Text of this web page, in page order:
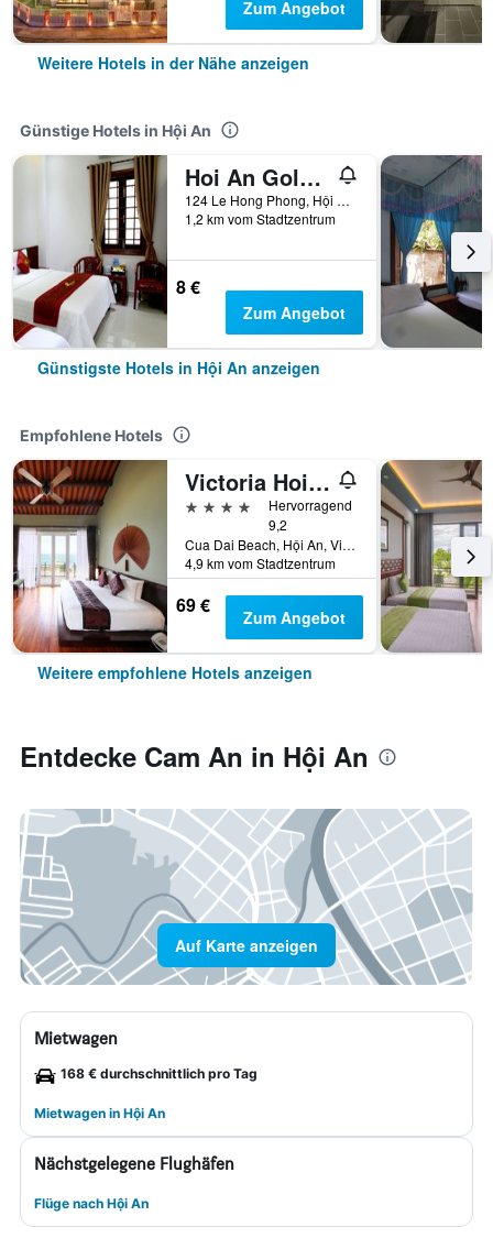
Zum Angebot
Weitere Hotels in der Nähe anzeigen
Günstige Hotels in Hội An
Hoi An Golden Horse Villa
124 Le Hong Phong, Hội An, Vietnam
1,2 km vom Stadtzentrum
8 €
Zum Angebot
Günstigste Hotels in Hội An anzeigen
Empfohlene Hotels
Victoria Hoi An Beach Resort & Spa
4 Sterne
Hervorragend
9,2
Cua Dai Beach, Hội An, Vietnam
4,9 km vom Stadtzentrum
69 € Zum Angebot
Weitere empfohlene Hotels anzeigen
Entdecke Cam An in Hội An
Auf Karte anzeigen
Mietwagen
168 € durchschnittlich pro Tag
Mietwagen in Hội An
Nächstgelegene Flughäfen
Flüge nach Hội An